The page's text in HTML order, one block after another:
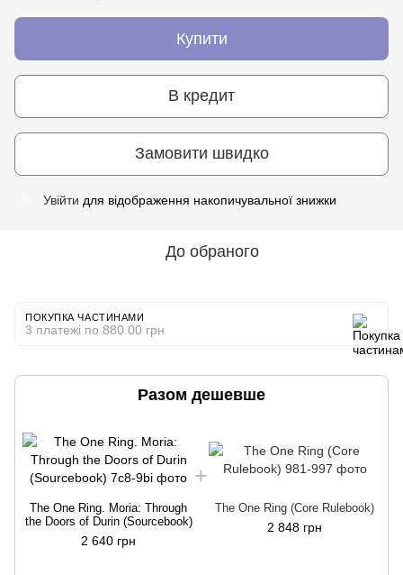
Купити
В кредит
Замовити швидко
Увійти для відображення накопичувальної знижки
До обраного
ПОКУПКА ЧАСТИНАМИ
3 платежі по 880.00 грн
Разом дешевше
The One Ring. Moria: Through
the Doors of Durin (Sourcebook)
2 640 грн
The One Ring (Core Rulebook)
2 848 грн